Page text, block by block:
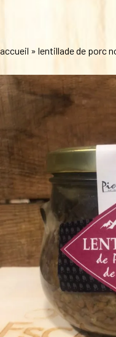
accueil » lentillade de porc